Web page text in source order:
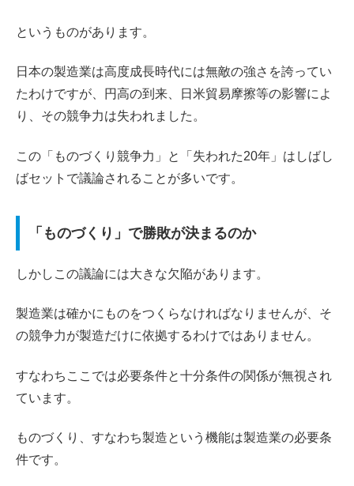
というものがあります。
日本の製造業は高度成長時代には無敵の強さを誇ってい
たわけですが、円高の到来、日米貿易摩擦等の影響によ
り、その競争力は失われました。
この「ものづくり競争力」と「失われた20年」はしばし
ばセットで議論されることが多いです。
「ものづくり」で勝敗が決まるのか
しかしこの議論には大きな欠陥があります。
製造業は確かにものをつくらなければなりませんが、そ
の競争力が製造だけに依拠するわけではありません。
すなわちここでは必要条件と十分条件の関係が無視され
ています。
ものづくり、すなわち製造という機能は製造業の必要条
件です。